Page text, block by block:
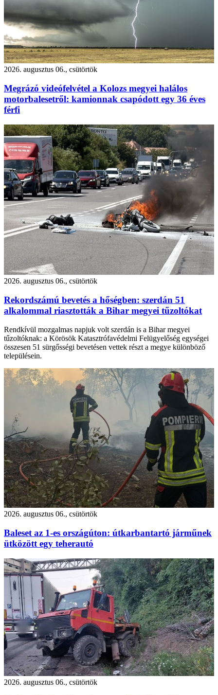
2026. augusztus 06., csütörtök
Megrázó videófelvétel a Kolozs megyei halálos
motorbalesetről: kamionnak csapódott egy 36 éves
férfi
2026. augusztus 06., csütörtök
Rekordszámú bevetés a hőségben: szerdán 51
alkalommal riasztották a Bihar megyei tűzoltókat
Rendkívül mozgalmas napjuk volt szerdán is a Bihar megyei
tűzoltóknak: a Körösök Katasztrófavédelmi Felügyelőség egységei
összesen 51 sürgősségi bevetésen vettek részt a megye különböző
településein.
2026. augusztus 06., csütörtök
Baleset az 1-es országúton: útkarbantartó járműnek
ütközött egy teherautó
2026. augusztus 06., csütörtök